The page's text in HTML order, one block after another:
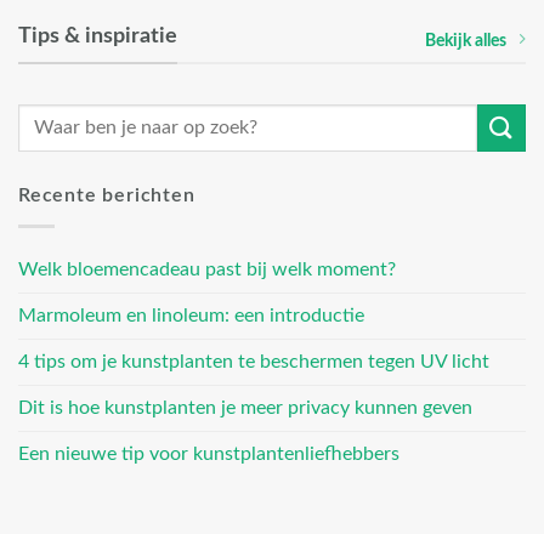
Tips & inspiratie Bekijk alles
Recente berichten
Welk bloemencadeau past bij welk moment?
Marmoleum en linoleum: een introductie
4 tips om je kunstplanten te beschermen tegen UV licht
Dit is hoe kunstplanten je meer privacy kunnen geven
Een nieuwe tip voor kunstplantenliefhebbers